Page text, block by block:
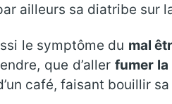
ailleurs sa diatribe sur
le symptôme du mal
que d’aller fumer la
café, faisant bouillir